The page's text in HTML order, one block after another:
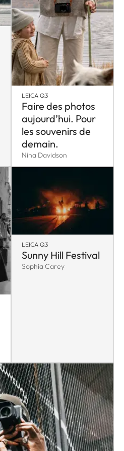
LEICA Q3
Faire des photos
aujourd’hui. Pour
les souvenirs de
demain.
Nina Davidson
LEICA Q3
Sunny Hill Festival
Sophia Carey